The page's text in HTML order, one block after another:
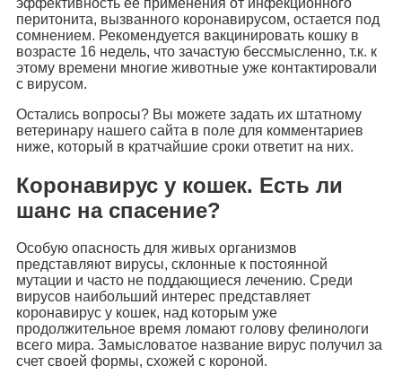
перитонита, вызванного коронавирусом, остается под
сомнением. Рекомендуется вакцинировать кошку в
возрасте 16 недель, что зачастую бессмысленно, т.к. к
этому времени многие животные уже контактировали
с вирусом.
Остались вопросы? Вы можете задать их штатному
ветеринару нашего сайта в поле для комментариев
ниже, который в кратчайшие сроки ответит на них.
Коронавирус у кошек. Есть ли
шанс на спасение?
Особую опасность для живых организмов
представляют вирусы, склонные к постоянной
мутации и часто не поддающиеся лечению. Среди
вирусов наибольший интерес представляет
коронавирус у кошек, над которым уже
продолжительное время ломают голову фелинологи
всего мира. Замысловатое название вирус получил за
счет своей формы, схожей с короной.